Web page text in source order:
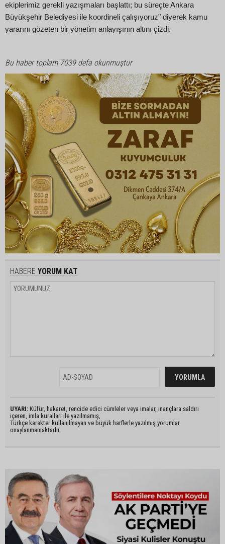
ekiplerimiz gerekli yazışmaları başlattı; bu süreçte Ankara
Büyükşehir Belediyesi ile koordineli çalışıyoruz" diyerek kamu
yararını gözeten bir yönetim anlayışının altını çizdi.
Bu haber toplam 7039 defa okunmuştur
HABERE YORUM KAT
UYARI: Küfür, hakaret, rencide edici cümleler veya imalar, inançlara saldırı
içeren, imla kuralları ile yazılmamış,
Türkçe karakter kullanılmayan ve büyük harflerle yazılmış yorumlar
onaylanmamaktadır.